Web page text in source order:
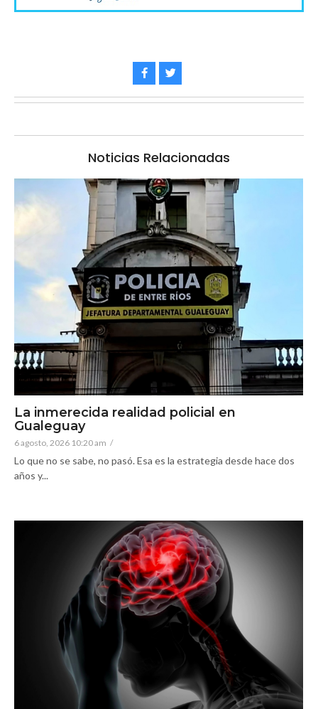
Noticias Relacionadas
La inmerecida realidad policial en
Gualeguay
6 agosto, 2026 10:20 am /
Lo que no se sabe, no pasó. Esa es la estrategia desde hace dos
años y...